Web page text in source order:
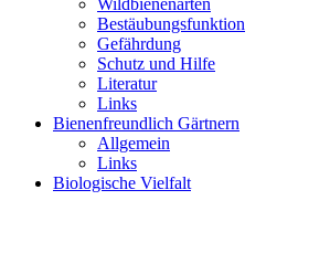
Wildbienenarten
Bestäubungsfunktion
Gefährdung
Schutz und Hilfe
Literatur
Links
Bienenfreundlich Gärtnern
Allgemein
Links
Biologische Vielfalt